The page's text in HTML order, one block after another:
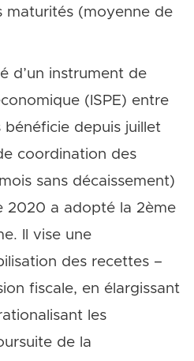
maturités (moyenne de
d’un instrument de
(ISPE) entre
depuis juillet
coordination des
sans décaissement)
2020 a adopté la 2ème
Il vise une
des recettes –
fiscale, en élargissant
les
de la